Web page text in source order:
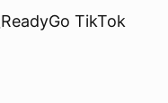
TikTok